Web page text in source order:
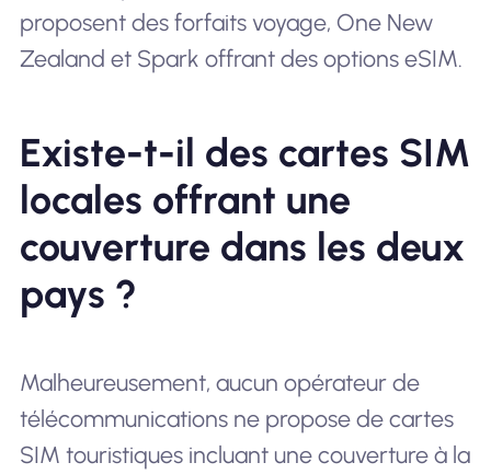
proposent des forfaits voyage, One New
Zealand et Spark offrant des options eSIM.
Existe-t-il des cartes SIM
locales offrant une
couverture dans les deux
pays ?
Malheureusement, aucun opérateur de
télécommunications ne propose de cartes
SIM touristiques incluant une couverture à la